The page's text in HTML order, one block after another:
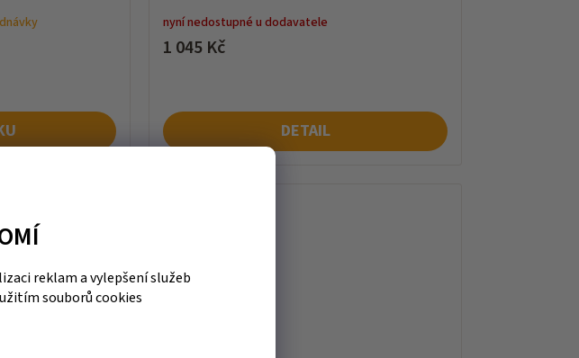
reklam a vylepšení služeb
souborů cookies
nyní nedostupné u dodavatele
1 045 Kč
DETAIL